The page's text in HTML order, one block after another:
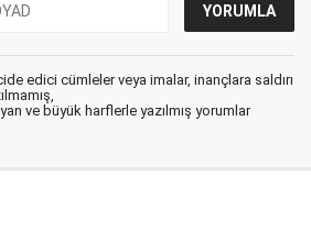
edici cümleler veya imalar, inançlara saldırı
ve büyük harflerle yazılmış yorumlar